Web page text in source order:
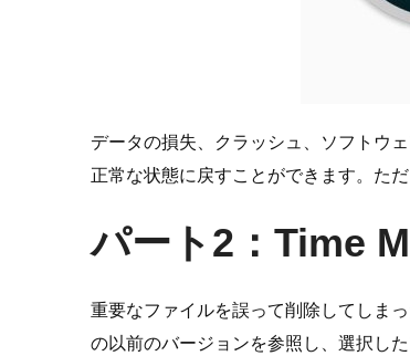
データの損失、クラッシュ、ソフトウ
正常な状態に戻すことができます。た
パート2：Time
重要なファイルを誤って削除してしま
の以前のバージョンを参照し、選択し